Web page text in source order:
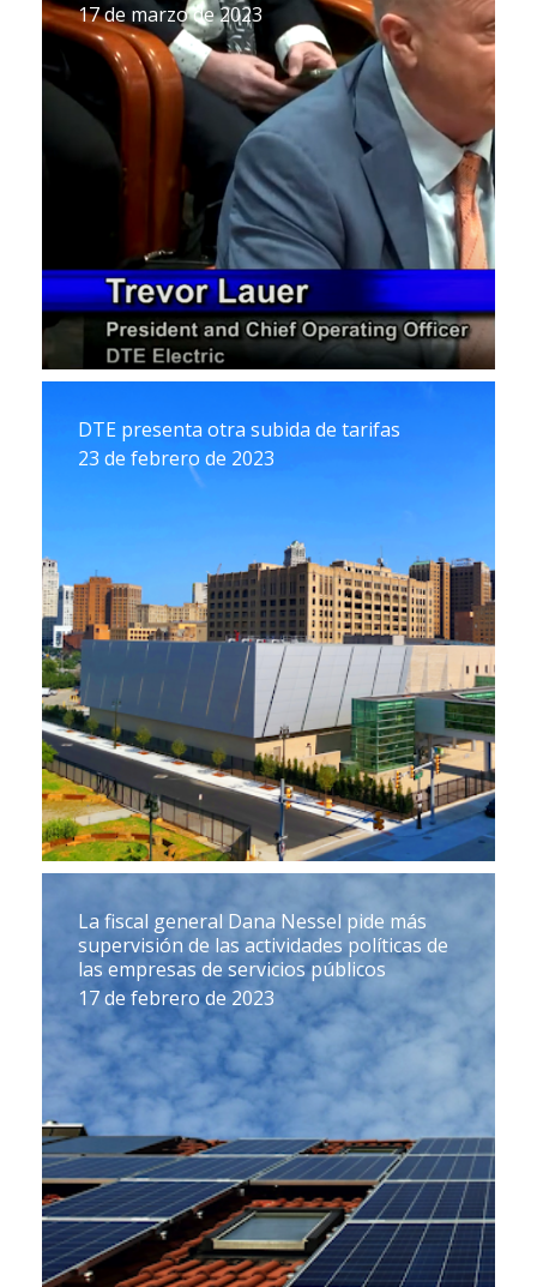
17 de marzo de 2023
DTE presenta otra subida de tarifas
23 de febrero de 2023
La fiscal general Dana Nessel pide más
supervisión de las actividades políticas de
las empresas de servicios públicos
17 de febrero de 2023